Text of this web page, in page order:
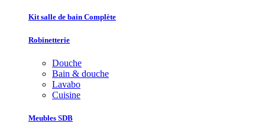
Kit salle de bain Complète
Robinetterie
Douche
Bain & douche
Lavabo
Cuisine
Meubles SDB